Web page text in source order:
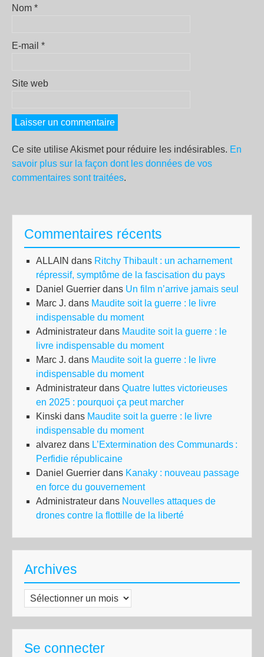
Nom *
E-mail *
Site web
Ce site utilise Akismet pour réduire les indésirables. En
savoir plus sur la façon dont les données de vos
commentaires sont traitées.
Commentaires récents
ALLAIN dans Ritchy Thibault : un acharnement
répressif, symptôme de la fascisation du pays
Daniel Guerrier dans Un film n’arrive jamais seul
Marc J. dans Maudite soit la guerre : le livre
indispensable du moment
Administrateur dans Maudite soit la guerre : le
livre indispensable du moment
Marc J. dans Maudite soit la guerre : le livre
indispensable du moment
Administrateur dans Quatre luttes victorieuses
en 2025 : pourquoi ça peut marcher
Kinski dans Maudite soit la guerre : le livre
indispensable du moment
alvarez dans L’Extermination des Communards :
Perfidie républicaine
Daniel Guerrier dans Kanaky : nouveau passage
en force du gouvernement
Administrateur dans Nouvelles attaques de
drones contre la flottille de la liberté
Archives
Archives
Se connecter